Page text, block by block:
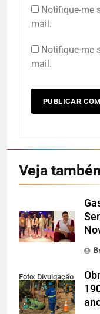
Notifique-me
mail.
Notifique-me
mail.
Veja
Foto: Divulgação